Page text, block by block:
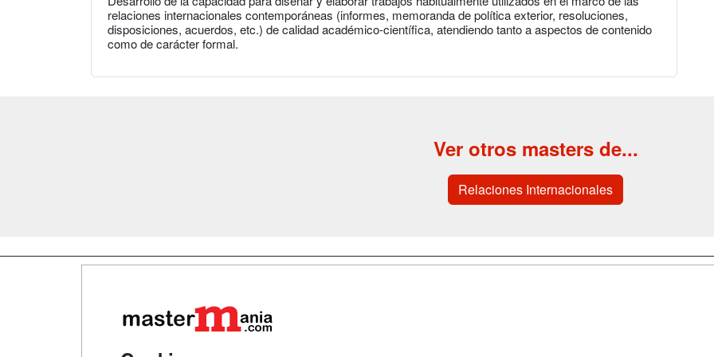
relaciones internacionales contemporáneas (informes, memoranda de política exterior, resoluciones,
disposiciones, acuerdos, etc.) de calidad académico-científica, atendiendo tanto a aspectos de contenido
como de carácter formal.
Ver otros masters de...
Relaciones Internacionales